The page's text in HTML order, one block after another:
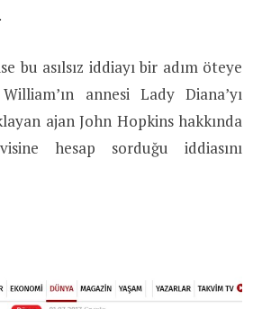
bu asılsız iddiayı bir adım öteye
annesi Lady Diana’yı
ajan John Hopkins hakkında
hesap sorduğu iddiasını